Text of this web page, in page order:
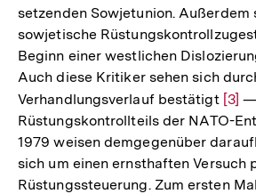
setzenden Sowjetunion. Außerdem
sowjetische
Beginn einer westlichen
Auch diese Kritiker sehen sich
Verhandlungsverlauf bestätigt Zur
der
[3] —
Rüstungskontrollteils der NATO-
1979 weisen demgegenüber
sich um einen ernsthaften Versuch
Rüstungssteuerung. Zum ersten